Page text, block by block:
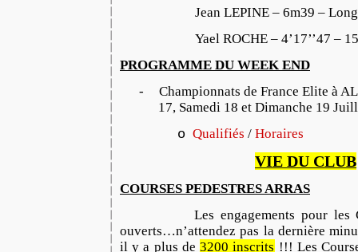
Jean LEPINE – 6m39 –
Yael ROCHE – 4’17’’47 –
PROGRAMME DU WEEK END
-
Championnats de France Elite à
17, Samedi 18 et Dimanche 19
o Qualifiés / Horaires
VIE DU CLUB
COURSES PEDESTRES ARRAS
Les engagements pour les
ouverts…n’attendez pas la dernière
il y a plus de3200 inscrits !!! Les